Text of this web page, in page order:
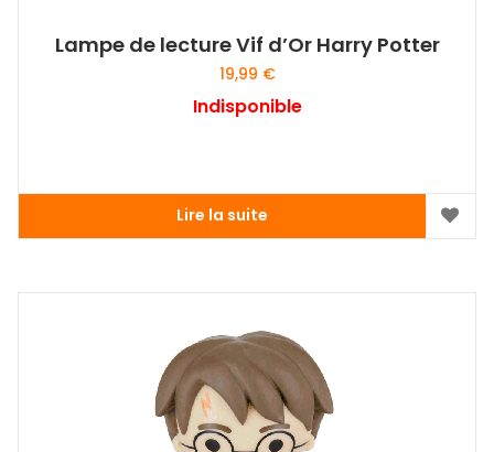
Lampe de lecture Vif d’Or Harry Potter
19,99 €
Indisponible
Lire la suite